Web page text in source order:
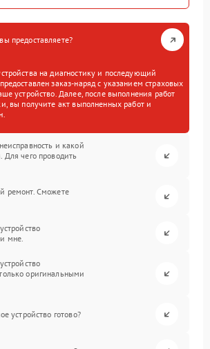
предоставляете?
на диагностику и последующий
заказ-наряд с указанием страховых
устройство. Далее, после выполнения работ
вы получите акт выполненных работ и
и какой
Для чего проводить
ремонт. Сможете
мне.
оригинальными
устройство готово?